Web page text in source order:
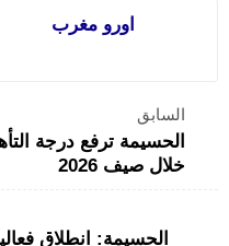
اورو مغرب
السابق
الحسيمة ترفع درجة
خلال صيف 2026
الحسيمة: انطلاق